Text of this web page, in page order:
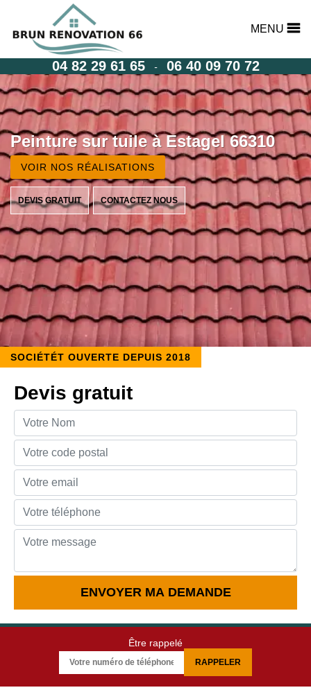
MENU
04 82 29 61 65 - 06 40 09 70 72
Peinture sur tuile à Estagel 66310
VOIR NOS RÉALISATIONS
DEVIS GRATUIT CONTACTEZ NOUS
SOCIÉTÉT OUVERTE DEPUIS 2018
Devis gratuit
Être rappelé